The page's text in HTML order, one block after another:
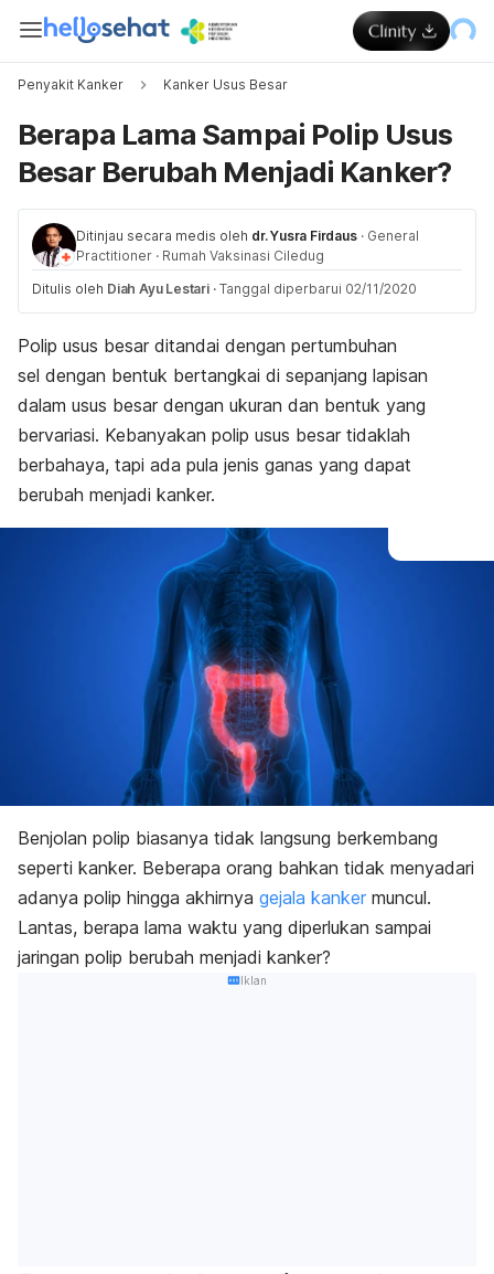
Penyakit Kanker Kanker Usus Besar
Berapa Lama Sampai Polip Usus
Besar Berubah Menjadi Kanker?
Ditinjau secara medis oleh dr. Yusra Firdaus · General
Practitioner · Rumah Vaksinasi Ciledug
Ditulis oleh Diah Ayu Lestari · Tanggal diperbarui 02/11/2020
Polip usus besar ditandai dengan pertumbuhan
sel dengan bentuk bertangkai di sepanjang lapisan
dalam usus besar dengan ukuran dan bentuk yang
bervariasi. Kebanyakan polip usus besar tidaklah
berbahaya, tapi ada pula jenis ganas yang dapat
berubah menjadi kanker.
Benjolan polip biasanya tidak langsung berkembang
seperti kanker. Beberapa orang bahkan tidak menyadari
adanya polip hingga akhirnya gejala kanker muncul.
Lantas, berapa lama waktu yang diperlukan sampai
jaringan polip berubah menjadi kanker?
Iklan